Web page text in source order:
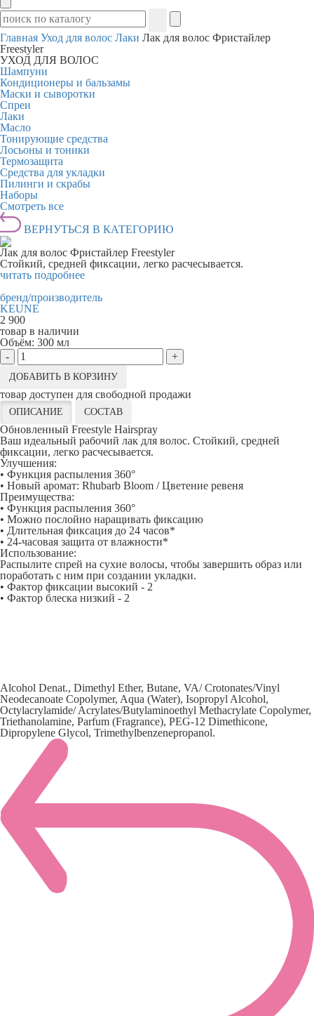
Главная Уход для волос Лаки Лак для волос Фристайлер
Freestyler
УХОД ДЛЯ ВОЛОС
Шампуни
Кондиционеры и бальзамы
Маски и сыворотки
Спреи
Лаки
Масло
Тонирующие средства
Лосьоны и тоники
Термозащита
Средства для укладки
Пилинги и скрабы
Наборы
Смотреть все
ВЕРНУТЬСЯ В КАТЕГОРИЮ
Лак для волос Фристайлер Freestyler
Стойкий, средней фиксации, легко расчесывается.
читать подробнее
бренд/производитель
KEUNE
2 900
товар в наличии
Объём: 300 мл
-
+
ДОБАВИТЬ В КОРЗИНУ
товар доступен для свободной продажи
ОПИСАНИЕ СОСТАВ
Обновленный Freestyle Hairspray
Ваш идеальный рабочий лак для волос. Стойкий, средней
фиксации, легко расчесывается.
Улучшения:
• Функция распыления 360°
• Новый аромат: Rhubarb Bloom / Цветение ревеня
Преимущества:
• Функция распыления 360°
• Можно послойно наращивать фиксацию
• Длительная фиксация до 24 часов*
• 24-часовая защита от влажности*
Использование:
Распылите спрей на сухие волосы, чтобы завершить образ или
поработать с ним при создании укладки.
• Фактор фиксации высокий - 2
• Фактор блеска низкий - 2
Alcohol Denat., Dimethyl Ether, Butane, VA/ Crotonates/Vinyl
Neodecanoate Copolymer, Aqua (Water), Isopropyl Alcohol,
Octylacrylamide/ Acrylates/Butylaminoethyl Methacrylate Copolymer,
Triethanolamine, Parfum (Fragrance), PEG-12 Dimethicone,
Dipropylene Glycol, Trimethylbenzenepropanol.